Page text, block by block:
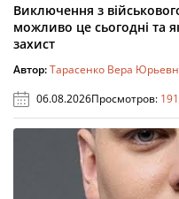
Виключення з
можливо це сьогодні та
захист
Автор:Тарасенко Вера
06.08.2026Просмотров: 191